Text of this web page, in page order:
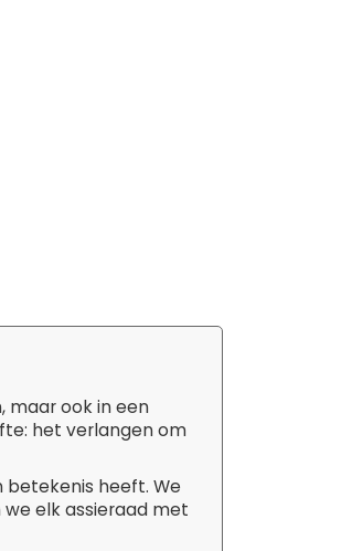
maar ook in een
het verlangen om
betekenis heeft. We
elk assieraad met